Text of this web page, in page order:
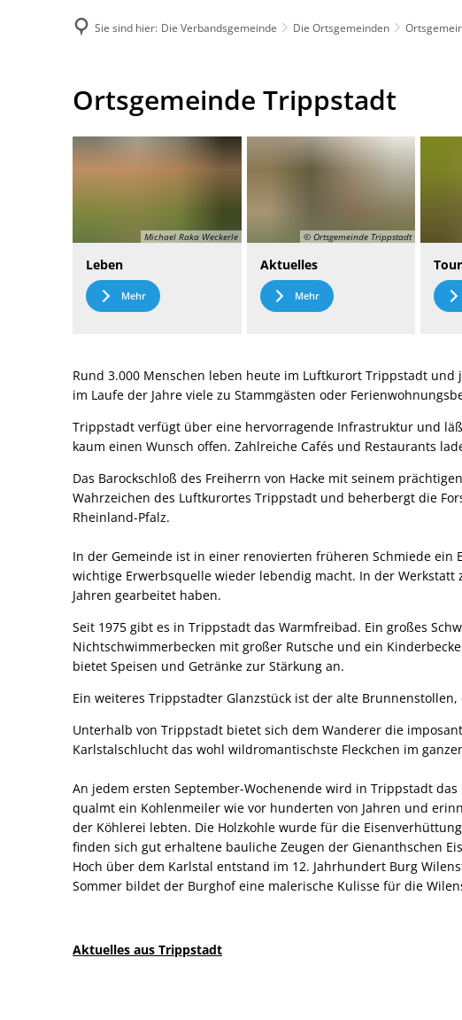
Sie sind hier: Die Verbandsgemeinde Die Ortsgemeinden
Ortsgemeinde
Trippstadt
Ortsgemeinde Trippstadt
Michael Raka Weckerle
Leben
Mehr
© Ortsgemeinde Trippstadt
Aktuelles
Mehr
Rund 3.000 Menschen leben heute im Luftkurort Trippstadt
im Laufe der Jahre viele zu Stammgästen oder
Trippstadt verfügt über eine hervorragende Infrastruktur und
kaum einen Wunsch offen. Zahlreiche Cafés und Restaurants
Das Barockschloß des Freiherrn von Hacke mit seinem
Wahrzeichen des Luftkurortes Trippstadt und beherbergt die
Rheinland-Pfalz.
In der Gemeinde ist in einer renovierten früheren Schmiede ein
wichtige Erwerbsquelle wieder lebendig macht. In der
Jahren gearbeitet haben.
Seit 1975 gibt es in Trippstadt das Warmfreibad. Ein großes
Nichtschwimmerbecken mit großer Rutsche und ein
bietet Speisen und Getränke zur Stärkung an.
Ein weiteres Trippstadter Glanzstück ist der alte
Unterhalb von Trippstadt bietet sich dem Wanderer die
Karlstalschlucht das wohl wildromantischste Fleckchen im
An jedem ersten September-Wochenende wird in Trippstadt
qualmt ein Kohlenmeiler wie vor hunderten von Jahren und
der Köhlerei lebten. Die Holzkohle wurde für die
finden sich gut erhaltene bauliche Zeugen der Gienanthschen
Hoch über dem Karlstal entstand im 12. Jahrhundert Burg
Sommer bildet der Burghof eine malerische Kulisse für die
Aktuelles aus Trippstadt